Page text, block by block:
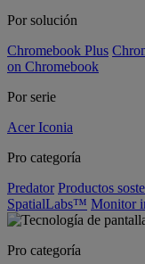
Por solución
Chromebook Plus
on Chromebook
Por serie
Acer Iconia
Pro categoría
Predator Productos
SpatialLabs™ Monitor
Pro categoría